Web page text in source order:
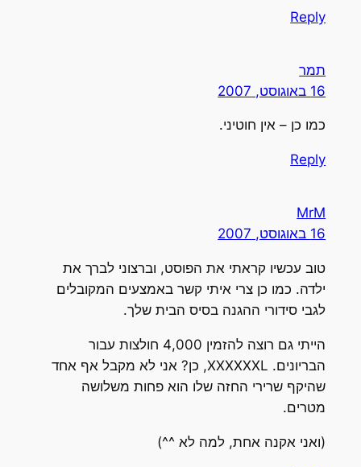
Reply
תמר
16 באוגוסט, 2007
כמו כן – אין חוטיני.
Reply
MrM
16 באוגוסט, 2007
טוב עכשיו קראתי את הפוסט, וברצוני לברך את
ילדה. כמו כן צרי איתי קשר באמצעים המקובלים
לגבי סידורי ההגנה בסיס הבית שלך.
הייתי גם רוצה להזמין 4,000 חולצות עבור
הבריונים. XXXXXXL, כן? אני לא מקבל אף אחד
שהיקף שרירי החזה שלו הוא פחות משלושה
מטרים.
(ואני אקנה אחת, למה לא ^^)